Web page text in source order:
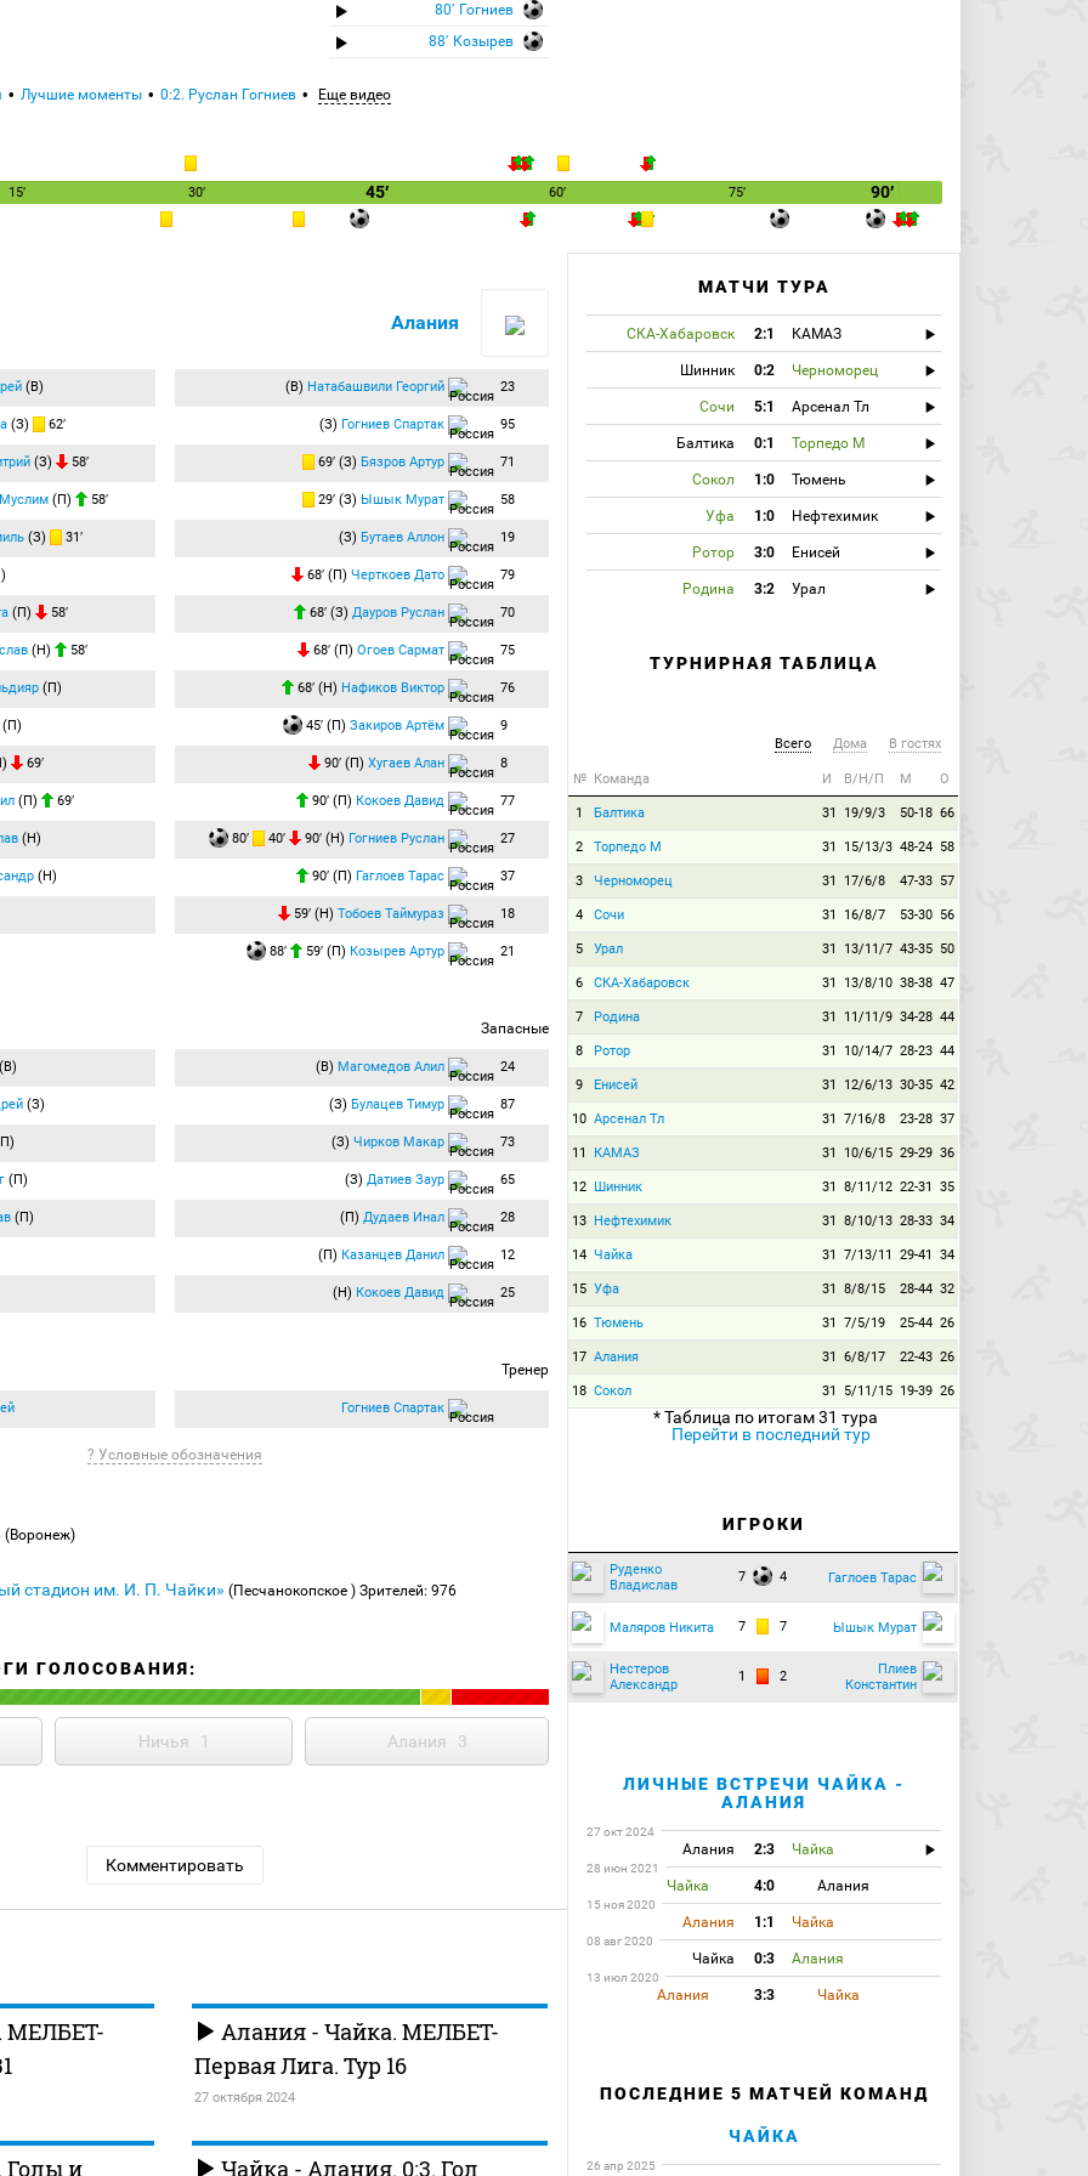
80′ Гогниев
88′ Козырев
Лучшие моменты 0:2. Руслан Гогниев Еще видео
15′ 30′ 45′ 60′ 75′ 90′
(В)
(З) 62′
(З) 58′
(П) 58′
(З) 31′
(П) 58′
(Н) 58′
(П)
(П)
69′
(П) 69′
(Н)
(Н)
(З)
(П)
(П)
Алания
(В) Натабашвили Георгий 23
(З) Гогниев Спартак 95
69′ (З) Бязров Артур 71
29′ (З) Ышык Мурат 58
(З) Бутаев Аллон 19
68′ (П) Черткоев Дато 79
68′ (З) Дауров Руслан 70
68′ (П) Огоев Сармат 75
68′ (Н) Нафиков Виктор 76
45′ (П) Закиров Артём 9
90′ (П) Хугаев Алан 8
90′ (П) Кокоев Давид 77
80′ 40′ 90′ (Н) Гогниев Руслан 27
90′ (П) Гаглоев Тарас 37
59′ (Н) Тобоев Таймураз 18
88′ 59′ (П) Козырев Артур 21
Запасные
(В) Магомедов Алил 24
(З) Булацев Тимур 87
(З) Чирков Макар 73
(З) Датиев Заур 65
(П) Дудаев Инал 28
(П) Казанцев Данил 12
(Н) Кокоев Давид 25
Тренер
Гогниев Спартак
? Условные обозначения
(Воронеж)
стадион им. И. П. Чайки» (Песчанокопское ) Зрителей: 976
ГОЛОСОВАНИЯ:
Ничья 1 Алания 3
Комментировать
МЕЛБЕТ-
Алания - Чайка. МЕЛБЕТ-
Первая Лига. Тур 16
27 октября 2024
Голы и Чайка - Алания. 0:3. Гол
МАТЧИ ТУРА
СКА-Хабаровск 2:1 КАМАЗ
Шинник 0:2 Черноморец
Сочи 5:1 Арсенал Тл
Балтика 0:1 Торпедо М
Сокол 1:0 Тюмень
Уфа 1:0 Нефтехимик
Ротор 3:0 Енисей
Родина 3:2 Урал
ТУРНИРНАЯ ТАБЛИЦА
Всего Дома В гостях
№ Команда И В/Н/П М О
1 Балтика 31 19/9/3 50-18 66
2 Торпедо М 31 15/13/3 48-24 58
3 Черноморец 31 17/6/8 47-33 57
4 Сочи 31 16/8/7 53-30 56
5 Урал 31 13/11/7 43-35 50
6 СКА-Хабаровск 31 13/8/10 38-38 47
7 Родина 31 11/11/9 34-28 44
8 Ротор 31 10/14/7 28-23 44
9 Енисей 31 12/6/13 30-35 42
10 Арсенал Тл 31 7/16/8 23-28 37
11 КАМАЗ 31 10/6/15 29-29 36
12 Шинник 31 8/11/12 22-31 35
13 Нефтехимик 31 8/10/13 28-33 34
14 Чайка 31 7/13/11 29-41 34
15 Уфа 31 8/8/15 28-44 32
16 Тюмень 31 7/5/19 25-44 26
17 Алания 31 6/8/17 22-43 26
18 Сокол 31 5/11/15 19-39 26
* Таблица по итогам 31 тура
Перейти в последний тур
ИГРОКИ
Руденко
Владислав
7 4 Гаглоев Тарас
Маляров Никита 7 7 Ышык Мурат
Нестеров
Александр
1 2
Плиев
Константин
ЛИЧНЫЕ ВСТРЕЧИ ЧАЙКА -
АЛАНИЯ
27 окт 2024
Алания 2:3 Чайка
28 июн 2021
Чайка 4:0 Алания
15 ноя 2020
Алания 1:1 Чайка
08 авг 2020
Чайка 0:3 Алания
13 июл 2020
Алания 3:3 Чайка
ПОСЛЕДНИЕ 5 МАТЧЕЙ КОМАНД
ЧАЙКА
26 апр 2025